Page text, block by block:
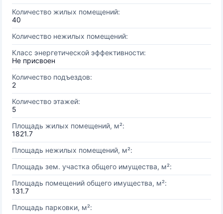
Количество жилых помещений:
40
Количество нежилых помещений:
Класс энергетической эффективности:
Не присвоен
Количество подъездов:
2
Количество этажей:
5
Площадь жилых помещений, м²:
1821.7
Площадь нежилых помещений, м²:
Площадь зем. участка общего имущества, м²:
Площадь помещений общего имущества, м²:
131.7
Площадь парковки, м²: